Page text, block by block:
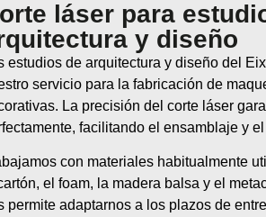
láser para
y diseño
estudios de arquitectura y diseño del
servicio para la fabricación de
La precisión del corte láser
facilitando el ensamblaje y
con materiales habitualmente
el foam, la madera balsa y el
permite adaptarnos a los plazos de